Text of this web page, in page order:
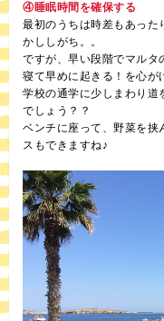
④睡眠時間を確保する
最初のうちは時差もあった
かししがち。。
ですが、早い段階でマルタ
寝て早めに起きる！を心が
学校の通学に少しまわり道
でしょう？？
ベンチに座って、野菜を
スもできますね♪